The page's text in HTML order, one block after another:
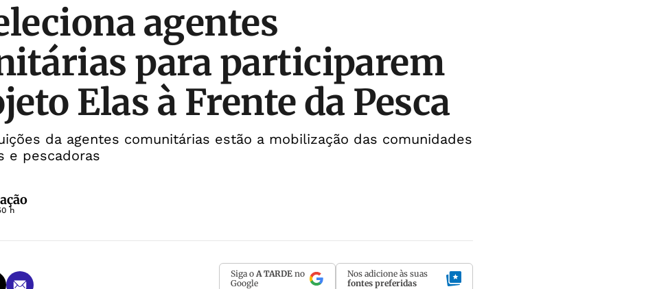
agentes
para participarem
Elas à Frente da Pesca
da agentes comunitárias estão a mobilização das comunidades
e pescadoras
h
Siga o A TARDE no
Google
Nos adicione às suas
fontes preferidas